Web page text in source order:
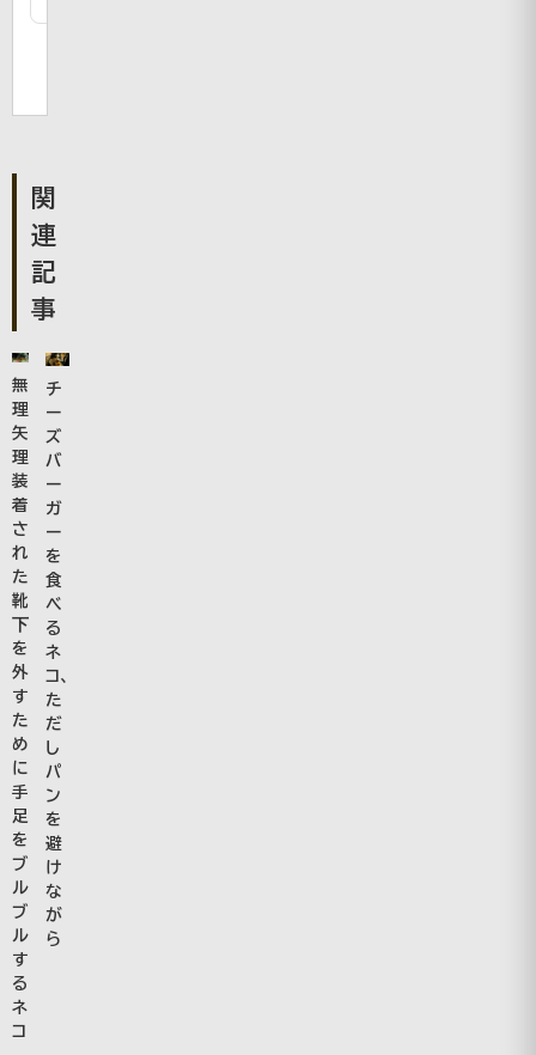
関
連
記
事
無
理
矢
理
装
着
さ
れ
た
靴
下
を
外
す
た
め
に
手
足
を
ブ
ル
ブ
ル
す
る
ネ
コ
チ
ー
ズ
バ
ー
ガ
ー
を
食
べ
る
ネ
コ、
た
だ
し
パ
ン
を
避
け
な
が
ら